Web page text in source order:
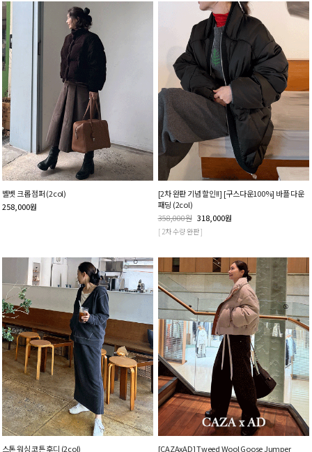
벨벳 크롭 점퍼 (2col)
258,000원
[2차 완판 기념 할인!!] [구스다운100%] 바플 다운
패딩 (2col)
358,000원 318,000원
[ 2차 수량 완판 ]
스톤 워싱 코튼 후디 (2col)
[CAZAxAD] Tweed Wool Goose Jumper